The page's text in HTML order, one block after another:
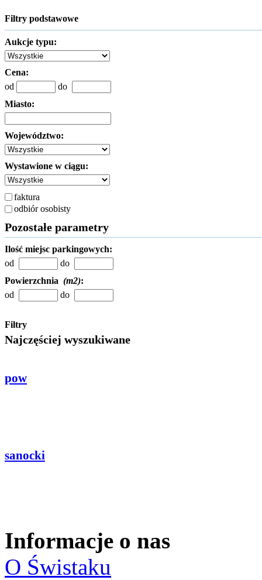
Filtry podstawowe
Aukcje typu:
Cena:
od
do
Miasto:
Województwo:
Wystawione w ciągu:
faktura
odbiór osobisty
Pozostałe parametry
Ilość miejsc parkingowych:
od
do
Powierzchnia (m2):
od
do
Filtry
Najczęściej wyszukiwane
pow
sanocki
Informacje o nas
O Świstaku